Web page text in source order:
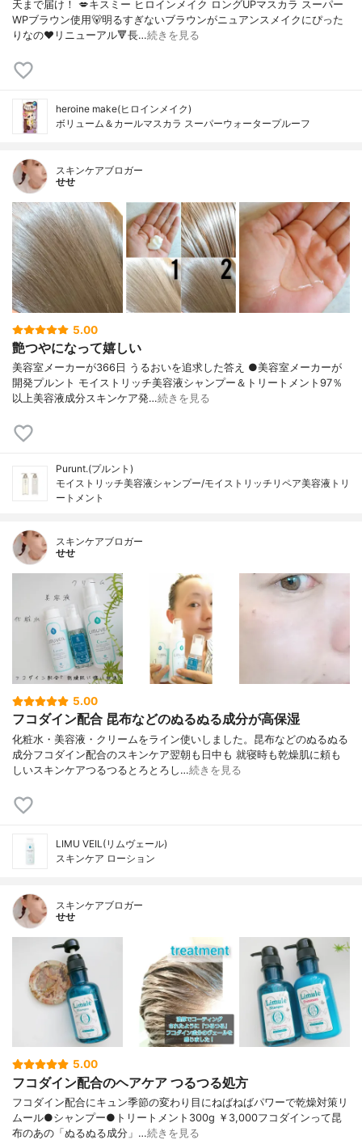
天まで届け！ 💋キスミー ヒロインメイク ロングUPマスカラ スーパー
WPブラウン使用🐻明るすぎないブラウンがニュアンスメイクにぴった
りなの♥️リニューアル🔻長…続きを見る
heroine make(ヒロインメイク)
ボリューム＆カールマスカラ スーパーウォータープルーフ
スキンケアブロガー
せせ
5.00
艶つやになって嬉しい
美容室メーカーが366日 うるおいを追求した答え ●美容室メーカーが
開発プルント モイストリッチ美容液シャンプー＆トリートメント97％
以上美容液成分スキンケア発…続きを見る
Purunt.(プルント)
モイストリッチ美容液シャンプー/モイストリッチリペア美容液トリ
ートメント
スキンケアブロガー
せせ
5.00
フコダイン配合 昆布などのぬるぬる成分が高保湿
化粧水・美容液・クリームをライン使いしました。昆布などのぬるぬる
成分フコダイン配合のスキンケア翌朝も日中も 就寝時も乾燥肌に頼も
しいスキンケアつるつるとろとろし…続きを見る
LIMU VEIL(リムヴェール)
スキンケア ローション
スキンケアブロガー
せせ
5.00
フコダイン配合のヘアケア つるつる処方
フコダイン配合にキュン季節の変わり目にねばねばパワーで乾燥対策リ
ムール●シャンプー●トリートメント300g ￥3,000フコダインって昆
布のあの「ぬるぬる成分」…続きを見る